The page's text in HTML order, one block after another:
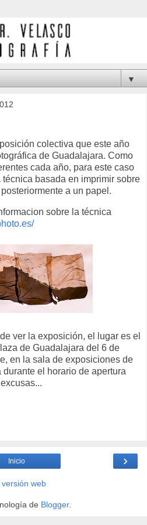
▼
colectiva que este año
de Guadalajara. Como
cada año, para este caso
basada en imprimir sobre
a un papel.
sobre la técnica
ver la exposición, el lugar es el
de Guadalajara del 6 de
en la sala de exposiciones de
durante el horario de apertura
›
Inicio
versión web
de Blogger.